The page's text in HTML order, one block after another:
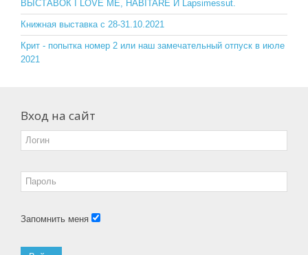
ВЫСТАВОК I LOVE ME, HABITARE И Lapsimessut.
Книжная выставка с 28-31.10.2021
Крит - попытка номер 2 или наш замечательный отпуск в июле
2021
Вход на сайт
Запомнить меня